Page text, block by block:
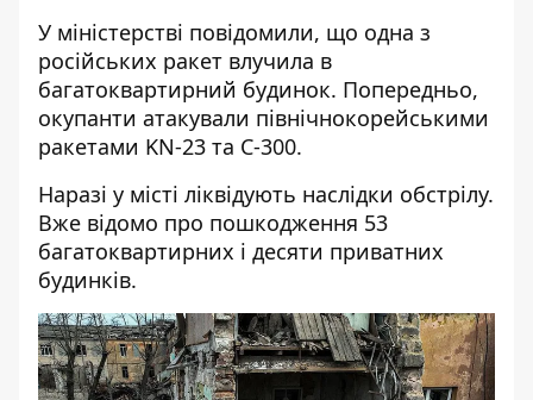
У міністерстві повідомили, що одна з
російських ракет влучила в
багатоквартирний будинок. Попередньо,
окупанти атакували північнокорейськими
ракетами KN-23 та С-300.
Наразі у місті ліквідують наслідки обстрілу.
Вже відомо про пошкодження 53
багатоквартирних і десяти приватних
будинків.